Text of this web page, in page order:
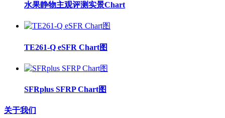
水果静物主观评测实景Chart
TE261-Q eSFR Chart图
SFRplus SFRP Chart图
关于我们